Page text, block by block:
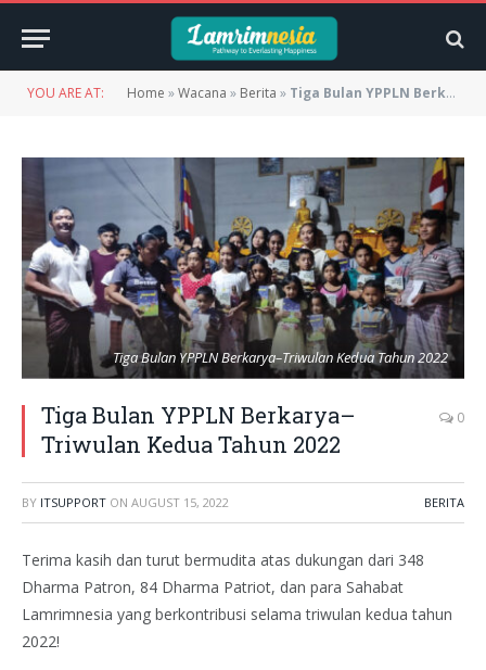
YOU ARE AT: Home »Wacana » Berita » Tiga Bulan YPPLN Berkarya–Triwulan Kedua Tahun 2022
Tiga Bulan YPPLN Berkarya–Triwulan Kedua Tahun 2022
Tiga Bulan YPPLN Berkarya–
Triwulan Kedua Tahun 2022
0
BY ITSUPPORT ON AUGUST 15, 2022 BERITA
Terima kasih dan turut bermudita atas dukungan dari 348
Dharma Patron, 84 Dharma Patriot, dan para Sahabat
Lamrimnesia yang berkontribusi selama triwulan kedua tahun
2022!